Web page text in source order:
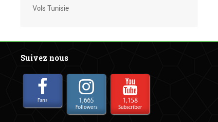
Vols Tunisie
Suivez nous
Fans 1,665
Followers
1,158
Subscriber